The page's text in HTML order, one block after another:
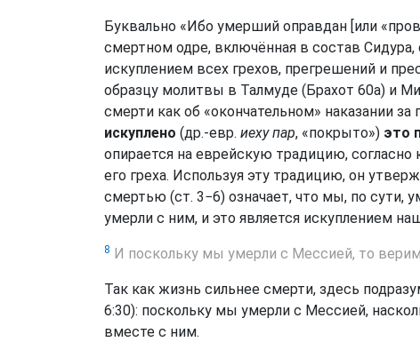
Буквально «Ибо умерший оправдан [или
смертном одре, включённая в состав
искуплением всех грехов, прегрешений и
образцу молитвы в Талмуде (Брахот 60а) и
смерти как об «окончательном» наказании за
искуплено (др.-евр. иеху пар, «покрыто») это
опирается на еврейскую традицию, согласно
его греха. Используя эту традицию, он
смертью (ст. 3−6) означает, что мы, по
умерли с ним, и это является искуплением
8 И поскольку мы умерли с Мессией, то
Так как жизнь сильнее смерти, здесь
6:30): поскольку мы умерли с Мессией,
вместе с ним.